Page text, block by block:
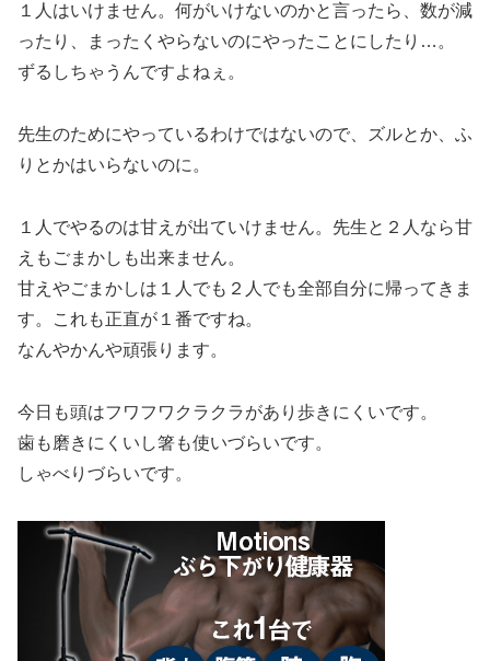
１人はいけません。何がいけないのかと言ったら、数が減
ったり、まったくやらないのにやったことにしたり…。
ずるしちゃうんですよねぇ。
先生のためにやっているわけではないので、ズルとか、ふ
りとかはいらないのに。
１人でやるのは甘えが出ていけません。先生と２人なら甘
えもごまかしも出来ません。
甘えやごまかしは１人でも２人でも全部自分に帰ってきま
す。これも正直が１番ですね。
なんやかんや頑張ります。
今日も頭はフワフワクラクラがあり歩きにくいです。
歯も磨きにくいし箸も使いづらいです。
しゃべりづらいです。